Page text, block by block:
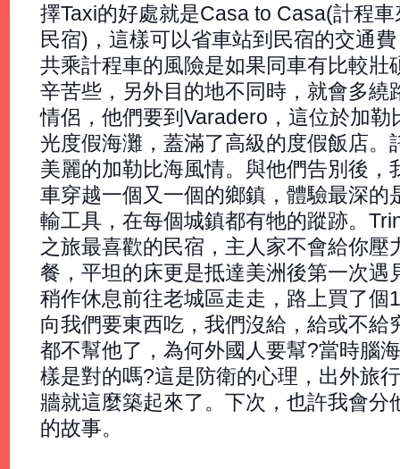
擇Taxi的好處就是Casa to Casa(計程
民宿)，這樣可以省車站到民宿的交通
共乘計程車的風險是如果同車有比較壯
辛苦些，另外目的地不同時，就會多繞
情侶，他們要到Varadero，這位於加
光度假海灘，蓋滿了高級的度假飯店
美麗的加勒比海風情。與他們告別後
車穿越一個又一個的鄉鎮，體驗最深的
輸工具，在每個城鎮都有牠的蹤跡。
之旅最喜歡的民宿，主人家不會給你壓
餐，平坦的床更是抵達美洲後第一次
稍作休息前往老城區走走，路上買了個
向我們要東西吃，我們沒給，給或不給
都不幫他了，為何外國人要幫?當時腦
樣是對的嗎?這是防衛的心理，出外旅
牆就這麼築起來了。下次，也許我會分
的故事。